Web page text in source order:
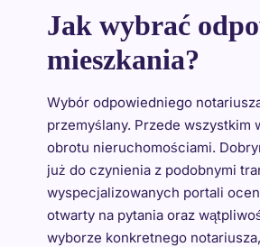
Jak wybrać
mieszkania?
Wybór odpowiedniego
przemyślany. Przede wszystkim
obrotu nieruchomościami.
już do czynienia z podobnymi
wyspecjalizowanych portali
otwarty na pytania oraz
wyborze konkretnego